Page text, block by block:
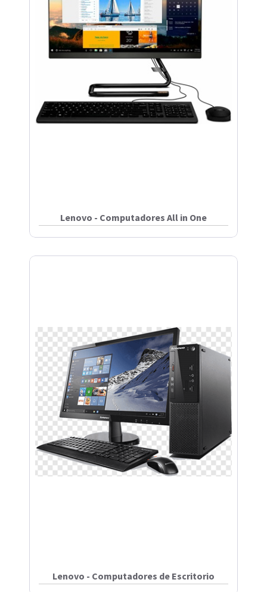
Lenovo - Computadores All in One
Lenovo - Computadores de Escritorio